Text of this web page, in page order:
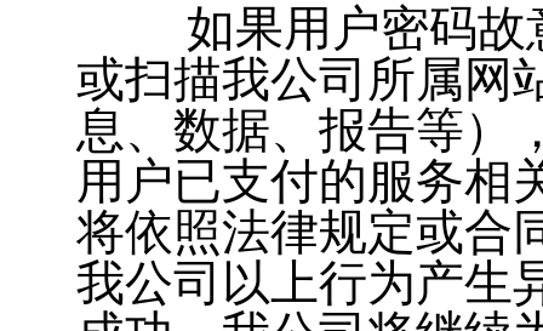
如果用户密码故意
或扫描我公司所属网
息、数据、报告等）
用户已支付的服务相
将依照法律规定或合
我公司以上行为产生